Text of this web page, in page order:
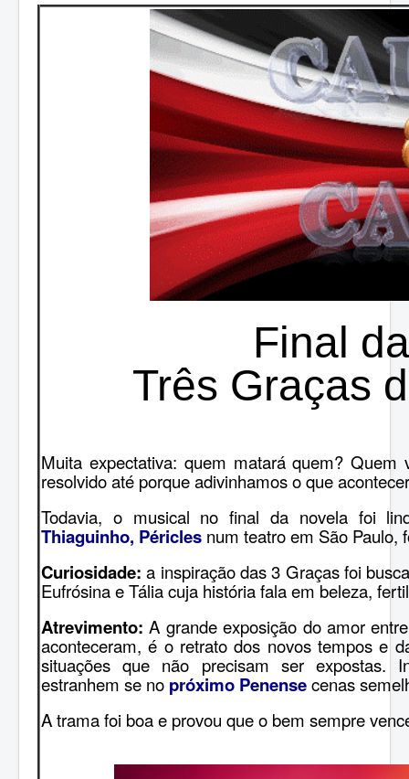
Final
Três Graças
Muita expectativa: quem matará quem?
resolvido até porque adivinhamos o que
Todavia, o musical no final da novela foi
Thiaguinho, Péricles num teatro em São Paulo,
Curiosidade: a inspiração das 3 Graças foi
Eufrósina e Tália cuja história fala em beleza,
Atrevimento: A grande exposição do amor
aconteceram, é o retrato dos novos tempos e
situações que não precisam ser expostas.
estranhem se no próximo Penensecenas
A trama foi boa e provou que o bem sempre